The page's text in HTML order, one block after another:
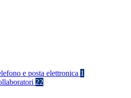
e posta elettronica 1
22